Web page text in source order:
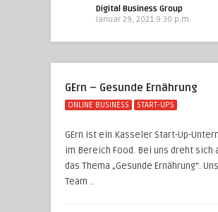
Digital Business Group
Januar 29, 2021 9:30 p.m.
GErn – Gesunde Ernährung
ONLINE BUSINESS START-UPS
GErn ist ein Kasseler Start-Up-
im Bereich Food. Bei uns dreht sich
das Thema „Gesunde Ernährung“.
Team ..